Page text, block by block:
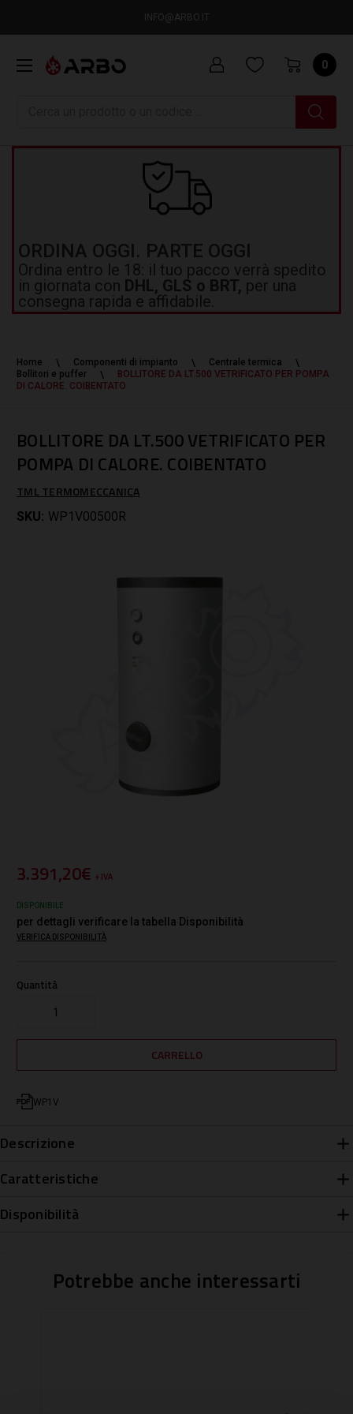
INFO@ARBO.IT
0
ORDINA OGGI. PARTE OGGI
Ordina entro le 18: il tuo pacco verrà spedito
in giornata con DHL, GLS o BRT, per una
consegna rapida e affidabile.
Home Componenti di impianto
Centrale termica
Bollitori e puffer
BOLLITORE DA LT.500 VETRIFICATO PER POMPA
DI CALORE. COIBENTATO
BOLLITORE DA LT.500 VETRIFICATO PER
POMPA DI CALORE. COIBENTATO
TML TERMOMECCANICA
SKU: WP1V00500R
3.391,20€ + IVA
DISPONIBILE
per dettagli verificare la tabella Disponibilità
VERIFICA DISPONIBILITÀ
Quantità
WP1V
Descrizione
Caratteristiche
Disponibilità
Potrebbe anche interessarti